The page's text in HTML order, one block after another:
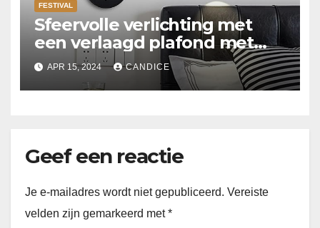
FESTIVAL
Sfeervolle verlichting met
een verlaagd plafond met
Suspended ceiling light.
APR 15, 2024 CANDICE
Geef een reactie
Je e-mailadres wordt niet gepubliceerd. Vereiste
velden zijn gemarkeerd met*